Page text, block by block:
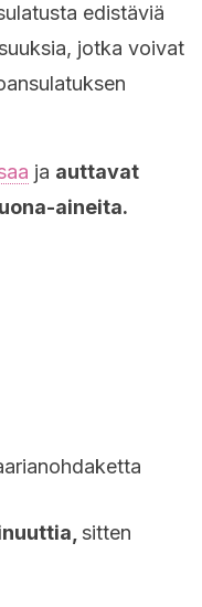
edistäviä
jotka voivat
ja auttavat
aineita.
sitten